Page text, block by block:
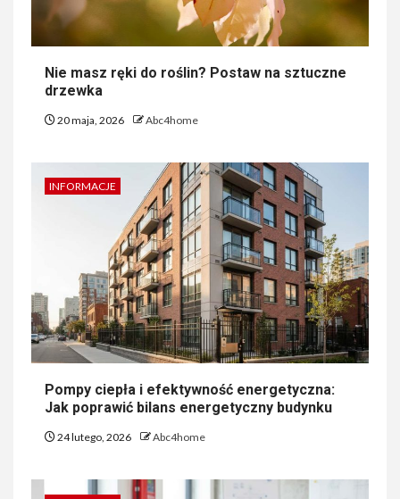
Nie masz ręki do roślin? Postaw na sztuczne
drzewka
20 maja, 2026 Abc4home
INFORMACJE
Pompy ciepła i efektywność energetyczna:
Jak poprawić bilans energetyczny budynku
24 lutego, 2026 Abc4home